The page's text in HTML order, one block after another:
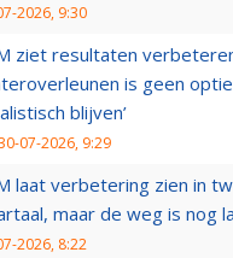
2026, 9:30
ziet resultaten
is geen
blijven’
07-2026, 9:29
laat verbetering zien in
maar de weg is nog
2026, 8:22